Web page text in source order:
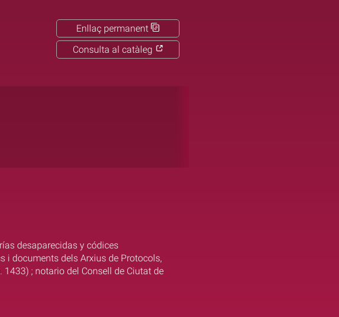
Enllaç permanent
Consulta al catàleg
desaparecidas y códices
i documents dels Arxius de Protocols,
; notario del Consell de Ciutat de